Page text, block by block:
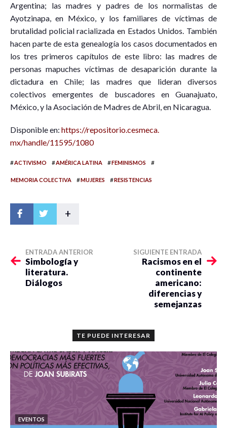
Argentina; las madres y padres de los normalistas de
Ayotzinapa, en México, y los familiares de víctimas de
brutalidad policial racializada en Estados Unidos. También
hacen parte de esta genealogía los casos documentados en
los tres primeros capítulos de este libro: las madres de
personas mapuches víctimas de desaparición durante la
dictadura en Chile; las madres que lideran diversos
colectivos emergentes de buscadores en Guanajuato,
México, y la Asociación de Madres de Abril, en Nicaragua.
Disponible en: https://repositorio.cesmeca.
mx/handle/11595/1080
#ACTIVISMO #AMÉRICA LATINA #FEMINISMOS #
MEMORIA COLECTIVA #MUJERES #RESISTENCIAS
+
ENTRADA ANTERIOR
Simbología y
literatura.
Diálogos
SIGUIENTE ENTRADA
Racismos en el
continente
americano:
diferencias y
semejanzas
TE PUEDE INTERESAR
EVENTOS